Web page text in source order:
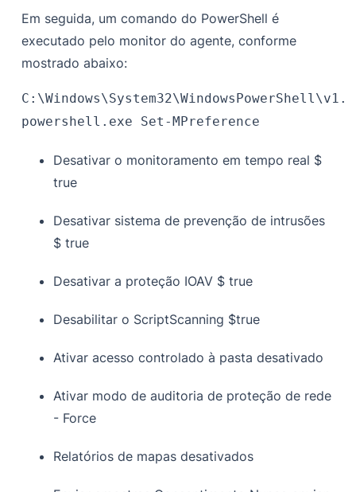
Em seguida, um comando do PowerShell é
executado pelo monitor do agente, conforme
mostrado abaixo:
powershell.exe Set-MPreference
Desativar o monitoramento em tempo real $
true
Desativar sistema de prevenção de intrusões
$ true
Desativar a proteção IOAV $ true
Desabilitar o ScriptScanning $true
Ativar acesso controlado à pasta desativado
Ativar modo de auditoria de proteção de rede
- Force
Relatórios de mapas desativados